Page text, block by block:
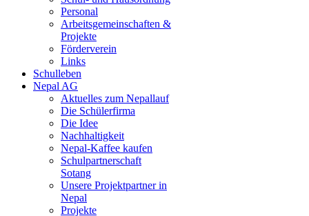
Personal
Arbeitsgemeinschaften &
Projekte
Förderverein
Links
Schulleben
Nepal AG
Aktuelles zum Nepallauf
Die Schülerfirma
Die Idee
Nachhaltigkeit
Nepal-Kaffee kaufen
Schulpartnerschaft
Sotang
Unsere Projektpartner in
Nepal
Projekte